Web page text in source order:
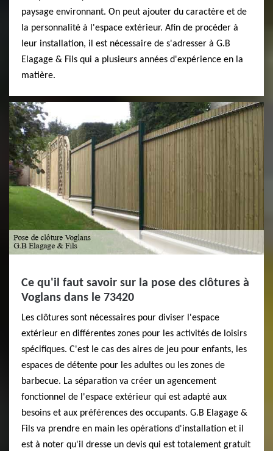
paysage environnant. On peut ajouter du caractère et de
la personnalité à l'espace extérieur. Afin de procéder à
leur installation, il est nécessaire de s'adresser à G.B
Elagage & Fils qui a plusieurs années d'expérience en la
matière.
Ce qu'il faut savoir sur la pose des clôtures à
Voglans dans le 73420
Les clôtures sont nécessaires pour diviser l'espace
extérieur en différentes zones pour les activités de loisirs
spécifiques. C'est le cas des aires de jeu pour enfants, les
espaces de détente pour les adultes ou les zones de
barbecue. La séparation va créer un agencement
fonctionnel de l'espace extérieur qui est adapté aux
besoins et aux préférences des occupants. G.B Elagage &
Fils va prendre en main les opérations d'installation et il
est à noter qu'il dresse un devis qui est totalement gratuit